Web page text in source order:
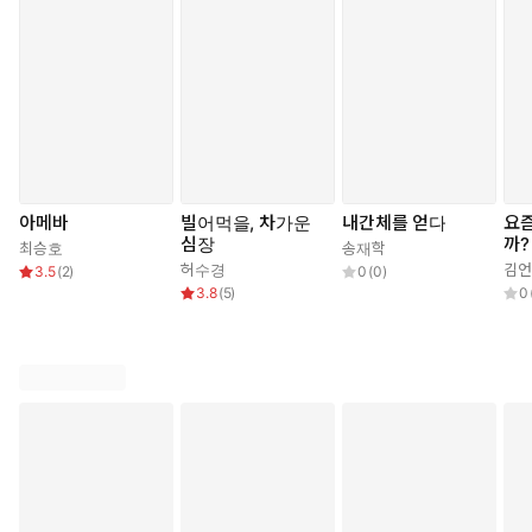
길 위를 서성이는 그림자 한 뼘씩 길어진다
행간의 그늘에 물들어버린 동공
이제 동공은 활자들의 리듬에 따라 움직일 것
―「묵독(?讀)」 부분
아메바
최승호
3.5(2)
빌어먹을, 차가운
심장
허수경
3.8(5)
내간체를 얻다
송재학
0 (0)
요
까?
김
0